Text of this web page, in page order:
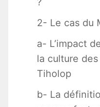
2- Le cas du
a- L’impact
la culture
Tiholop
b- La